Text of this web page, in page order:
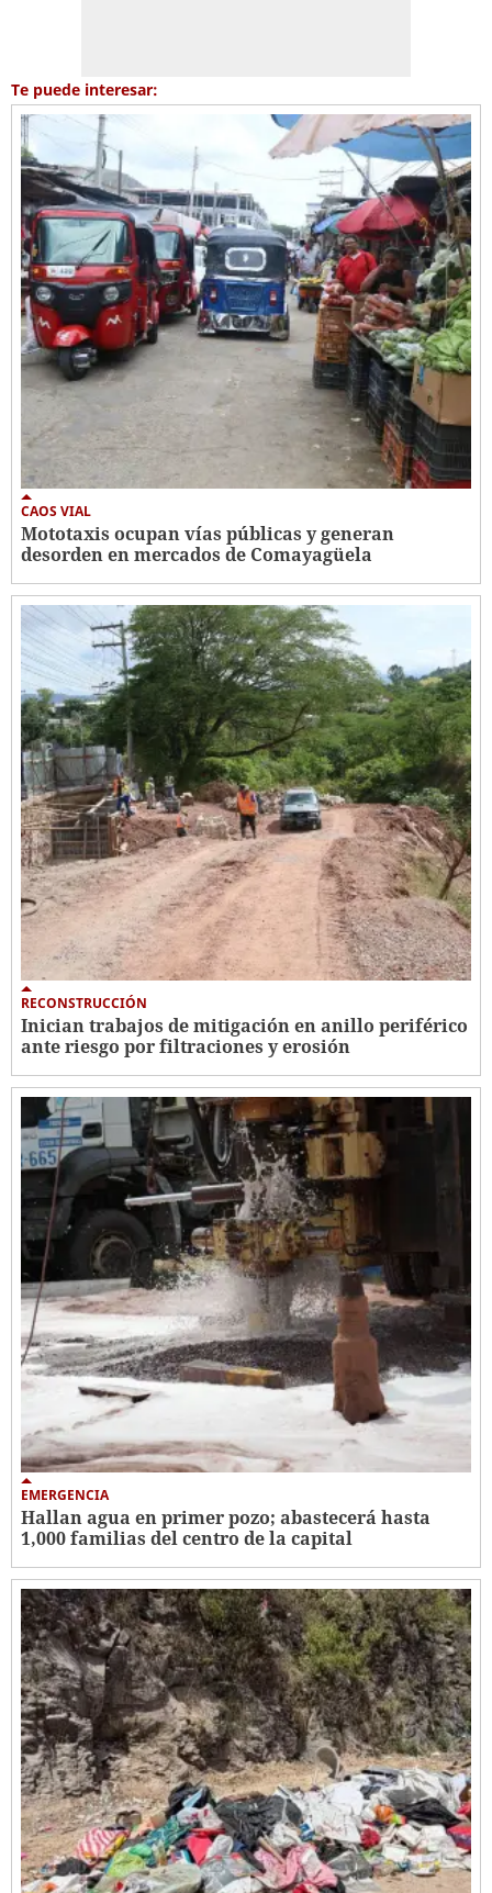
Te puede interesar:
CAOS VIAL
Mototaxis ocupan vías públicas y generan
desorden en mercados de Comayagüela
RECONSTRUCCIÓN
Inician trabajos de mitigación en anillo periférico
ante riesgo por filtraciones y erosión
EMERGENCIA
Hallan agua en primer pozo; abastecerá hasta
1,000 familias del centro de la capital